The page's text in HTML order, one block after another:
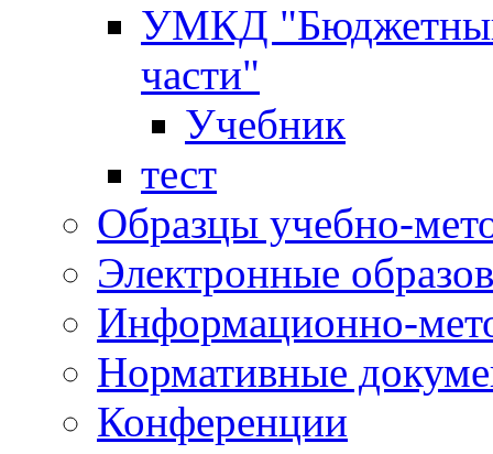
УМКД "Бюджетный
части"
Учебник
тест
Образцы учебно-
Электронные
Информационно-
Нормативные
Конференции